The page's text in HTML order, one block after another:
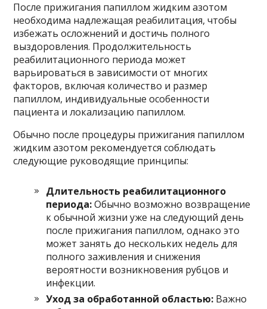
После прижигания папиллом жидким азотом
необходима надлежащая реабилитация, чтобы
избежать осложнений и достичь полного
выздоровления. Продолжительность
реабилитационного периода может
варьироваться в зависимости от многих
факторов, включая количество и размер
папиллом, индивидуальные особенности
пациента и локализацию папиллом.
Обычно после процедуры прижигания папиллом
жидким азотом рекомендуется соблюдать
следующие руководящие принципы:
Длительность реабилитационного
периода:Обычно возможно возвращение
к обычной жизни уже на следующий день
после прижигания папиллом, однако это
может занять до нескольких недель для
полного заживления и снижения
вероятности возникновения рубцов и
инфекции.
Уход за обработанной областью: Важно